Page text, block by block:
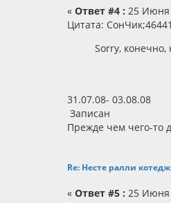
«Ответ #4 : 25 Июня
Цитата:
Sorry,
31.07.08- 03.08.08
Записан
Прежде чем чего-то
Re: Несте ралли
«Ответ #5 : 25 Июня